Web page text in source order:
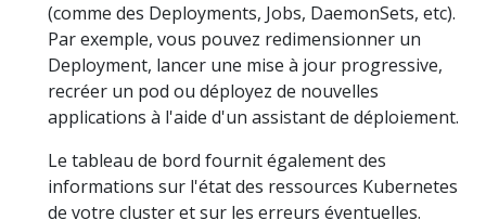
(comme des Deployments, Jobs, DaemonSets, etc).
Par exemple, vous pouvez redimensionner un
Deployment, lancer une mise à jour progressive,
recréer un pod ou déployez de nouvelles
applications à l'aide d'un assistant de déploiement.
Le tableau de bord fournit également des
informations sur l'état des ressources Kubernetes
de votre cluster et sur les erreurs éventuelles.